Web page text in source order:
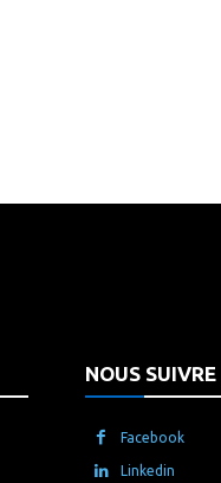
NOUS
Facebook
Linkedin